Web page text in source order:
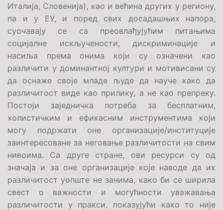
Италија, Словенија), као и већина других у региону,
па и у ЕУ, и поред свих досадашњих напора,
суочавају се са преовлађујућим питањима
социјалне искључености, дискриминације и
насиља према онима који су означени као
различити у доминантној култури и мотивисани су
да оснаже своје младе људе да науче како да
различитост виде као прилику, а не као препреку.
Постоји заједничка потреба за бесплатним,
холистичким и ефикасним инструментима који
могу подржати оне организације/институције
заинтересоване за неговање различитости на свим
нивоима. Са друге стране, ови ресурси су од
значаја и за оне организације које наводе да их
различитост уопште не занима, како би се ширила
свест о важности и могућности уважавања
различитости у пракси, показујући како то није